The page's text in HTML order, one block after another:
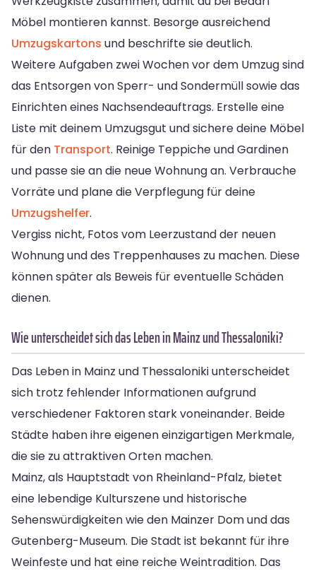
Möbel montieren kannst. Besorge ausreichend
Umzugskartons und beschrifte sie deutlich.
Weitere Aufgaben zwei Wochen vor dem Umzug sind
das Entsorgen von Sperr- und Sondermüll sowie das
Einrichten eines Nachsendeauftrags. Erstelle eine
Liste mit deinem Umzugsgut und sichere deine Möbel
für den Transport. Reinige Teppiche und Gardinen
und passe sie an die neue Wohnung an. Verbrauche
Vorräte und plane die Verpflegung für deine
Umzugshelfer.
Vergiss nicht, Fotos vom Leerzustand der neuen
Wohnung und des Treppenhauses zu machen. Diese
können später als Beweis für eventuelle Schäden
dienen.
Wie unterscheidet sich das Leben in Mainz und Thessaloniki?
Das Leben in Mainz und Thessaloniki unterscheidet
sich trotz fehlender Informationen aufgrund
verschiedener Faktoren stark voneinander. Beide
Städte haben ihre eigenen einzigartigen Merkmale,
die sie zu attraktiven Orten machen.
Mainz, als Hauptstadt von Rheinland-Pfalz, bietet
eine lebendige Kulturszene und historische
Sehenswürdigkeiten wie den Mainzer Dom und das
Gutenberg-Museum. Die Stadt ist bekannt für ihre
Weinfeste und hat eine reiche Weintradition. Das